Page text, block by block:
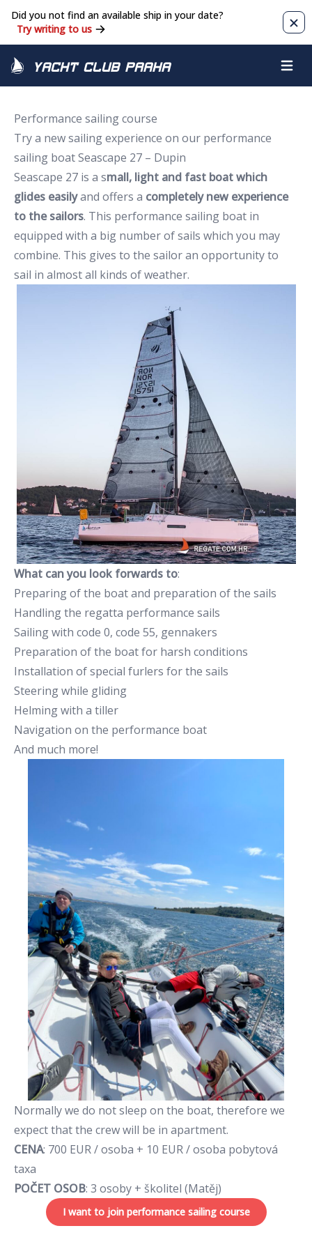
Did you not find an available ship in your date?
Try writing to us
Yacht Club Praha Open
Performance sailing course
Try a new sailing experience on our performance
sailing boat Seascape 27 – Dupin
Seascape 27 is a small, light and fast boat which
glides easilyand offers a completely new experience
to the sailors. This performance sailing boat in
equipped with a big number of sails which you may
combine. This gives to the sailor an opportunity to
sail in almost all kinds of weather.
What can you look forwards to:
Preparing of the boat and preparation of the sails
Handling the regatta performance sails
Sailing with code 0, code 55, gennakers
Preparation of the boat for harsh conditions
Installation of special furlers for the sails
Steering while gliding
Helming with a tiller
Navigation on the performance boat
And much more!
Normally we do not sleep on the boat, therefore we
expect that the crew will be in apartment.
CENA: 700 EUR / osoba + 10 EUR / osoba pobytová
taxa
POČET OSOB: 3 osoby + školitel (Matěj)
I want to join performance sailing course